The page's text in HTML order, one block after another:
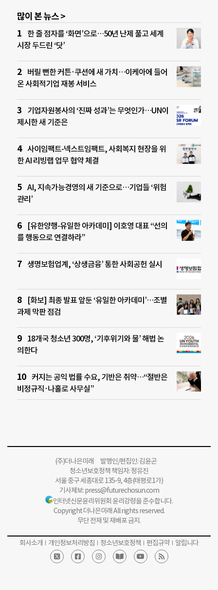
많이 본 뉴스 >
한 줄 점자를 ‘화면’으로…50년 난제 풀고 세계
시장 두드린 ‘닷’
버릴 뻔한 커튼·쿠션에 새 가치…이케아에 들어
온 사회적기업 재봉 서비스
기업자원봉사의 ‘진짜 성과’는 무엇인가…UN이
제시한 새 기준은
사이임팩트-넥스트임팩트, 사회복지 현장을 위
한 AI 리빙랩 업무 협약 체결
AI, 지속가능경영의 새 기준으로…기업들 ‘위험
관리’
[유한양행-유일한 아카데미] 이호영 대표 “선의
를 행동으로 연결하라”
생명보험업계, ‘상생금융’ 통한 사회공헌 실시
[화보] 최종 발표 앞둔 ‘유일한 아카데미’…조별
과제 막판 점검
18개국 청소년 300명, ‘기후위기와 물’ 해법 논
의한다
커지는 공익 법률 수요, 기반은 취약…“절반은
비정규직·나홀로 사무실”
(주)더나은미래 발행인/편집인: 김윤곤
청소년보호정책 책임자: 정유진
서울 중구 세종대로 135-9, 4층(태평로1가)
기사제보:press@futurechosun.com
인터넷신문윤리위원회 윤리강령을 준수합니다.
Copyright 더나은미래 All rights reserved.
무단 전재 및 재배포 금지.
회사소개 개인정보처리방침 청소년보호정책 편집규약 알립니다